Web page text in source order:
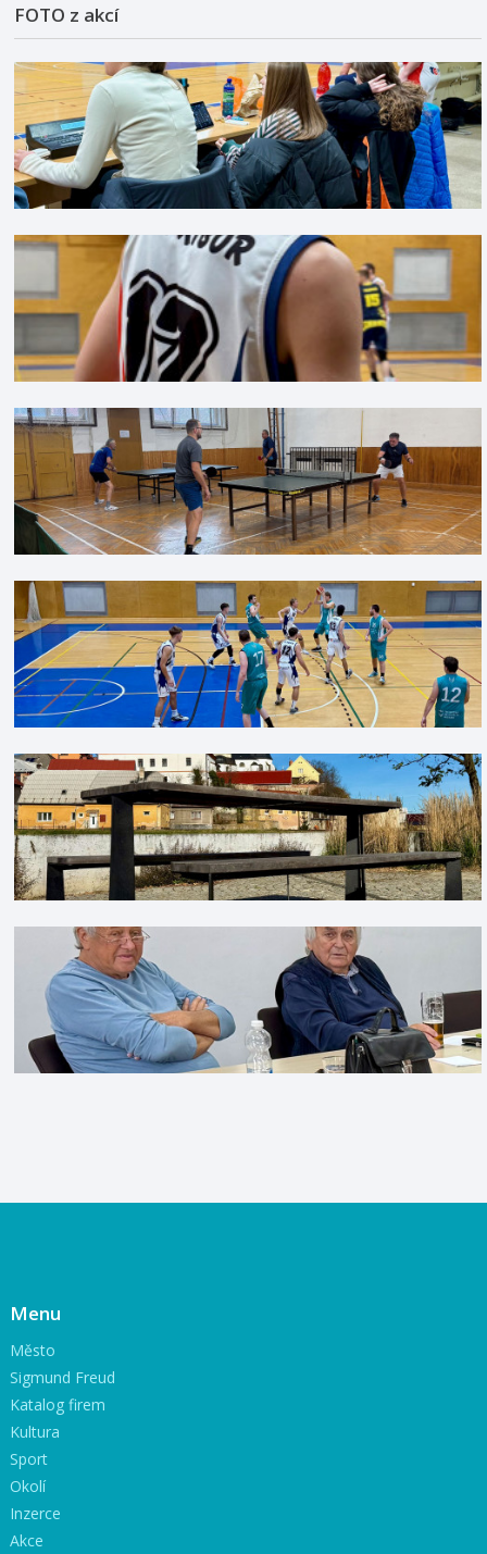
FOTO z akcí
Menu
Město
Sigmund Freud
Katalog firem
Kultura
Sport
Okolí
Inzerce
Akce